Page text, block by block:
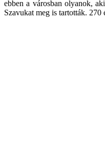
ebben a városban olyanok,
Szavukat meg is tartották. 270